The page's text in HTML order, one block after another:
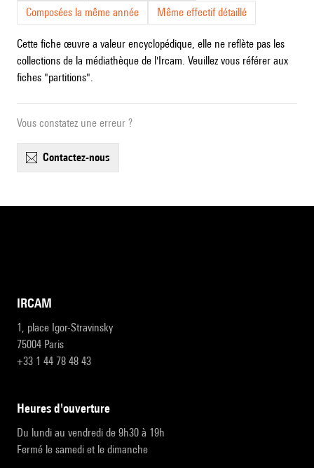
Composées la même année
Même effectif détaillé
Cette fiche œuvre a valeur encyclopédique, elle ne reflète pas les
collections de la médiathèque de l'Ircam. Veuillez vous référer aux
fiches "partitions".
Vous constatez une erreur ?
contactez-nous
IRCAM
1, place Igor-Stravinsky
75004 Paris
+33 1 44 78 48 43
heures d'ouverture
Du lundi au vendredi de 9h30 à 19h
Fermé le samedi et le dimanche